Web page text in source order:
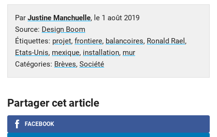
Par Justine Manchuelle, le 1 août 2019
Source: Design Boom
Étiquettes: projet, frontiere, balancoires, Ronald Rael ,
Etats-Unis, mexique, installation, mur
Catégories: Brèves, Société
Partager cet article
FACEBOOK